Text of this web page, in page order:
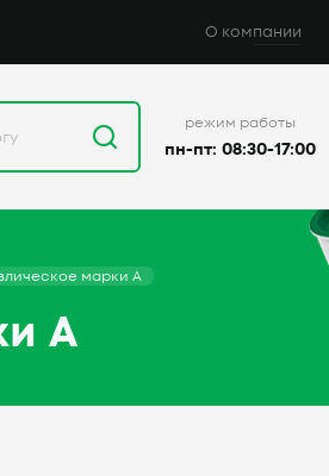
О компании
режим работы
пн-пт: 08:30-17:00
марки А
А